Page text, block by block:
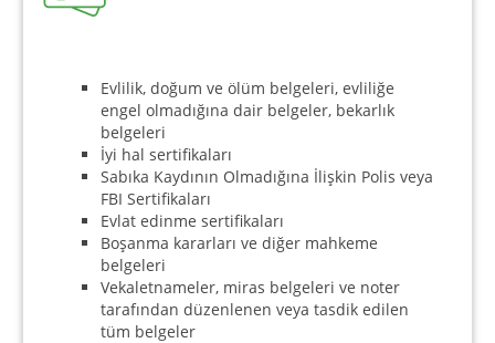
Evlilik, doğum ve ölüm belgeleri, evliliğe
engel olmadığına dair belgeler, bekarlık
belgeleri
İyi hal sertifikaları
Sabıka Kaydının Olmadığına İlişkin Polis veya
FBI Sertifikaları
Evlat edinme sertifikaları
Boşanma kararları ve diğer mahkeme
belgeleri
Vekaletnameler, miras belgeleri ve noter
tarafından düzenlenen veya tasdik edilen
tüm belgeler